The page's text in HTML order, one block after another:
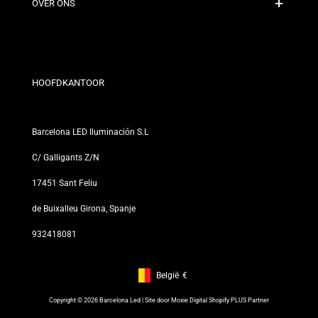
OVER ONS
Onze Winkels
HOOFDKANTOOR
Barcelona LED Iluminación S.L
C/ Galligants Z/N
17451 Sant Feliu
de Buixalleu Girona, Spanje
932418081
Footer: België, €
België €
Copyright © 2026 Barcelona Led | Site door Moxie Digital Shopify PLUS Partner